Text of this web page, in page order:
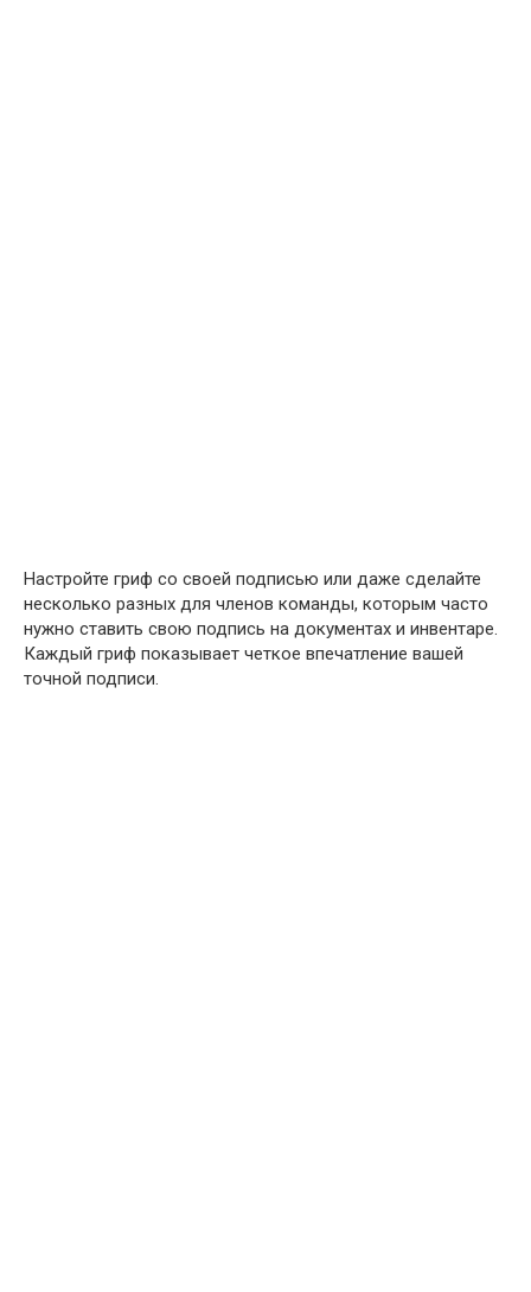
Настройте гриф со своей подписью или даже сделайте
несколько разных для членов команды, которым часто
нужно ставить свою подпись на документах и ​​инвентаре.
Каждый гриф показывает четкое впечатление вашей
точной подписи.